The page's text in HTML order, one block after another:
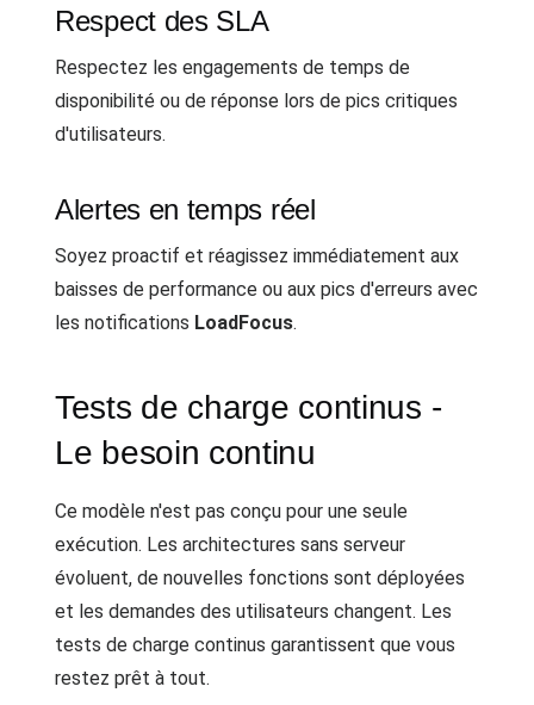
Respect des SLA
Respectez les engagements de temps de
disponibilité ou de réponse lors de pics critiques
d'utilisateurs.
Alertes en temps réel
Soyez proactif et réagissez immédiatement aux
baisses de performance ou aux pics d'erreurs avec
les notifications LoadFocus.
Tests de charge continus -
Le besoin continu
Ce modèle n'est pas conçu pour une seule
exécution. Les architectures sans serveur
évoluent, de nouvelles fonctions sont déployées
et les demandes des utilisateurs changent. Les
tests de charge continus garantissent que vous
restez prêt à tout.